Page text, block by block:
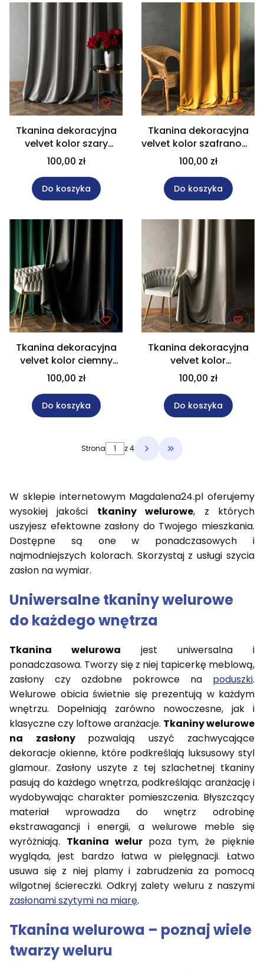
Tkanina dekoracyjna
velvet kolor szary
wysokość 320 cm
MATT VELVET
100,00 zł
Do koszyka
Tkanina dekoracyjna
velvet kolor szafranowy
wysokość 320 cm
MATT VELVET
100,00 zł
Do koszyka
Tkanina dekoracyjna
velvet kolor ciemny
szary wysokość 320 cm
MATT VELVET
100,00 zł
Do koszyka
Tkanina dekoracyjna
velvet kolor
szarobeżowy wysokość
320 cm MATT VELVET
100,00 zł
Do koszyka
Strona z 4 Przejdź do ostatniej
W sklepie internetowym Magdalena24.pl oferujemy
wysokiej jakości tkaniny welurowe, z których
uszyjesz efektowne zasłony do Twojego mieszkania.
Dostępne są one w ponadczasowych i
najmodniejszych kolorach. Skorzystaj z usługi szycia
zasłon na wymiar.
Uniwersalne tkaniny welurowe
do każdego wnętrza
Tkanina welurowa jest uniwersalna i
ponadczasowa. Tworzy się z niej tapicerkę meblową,
zasłony czy ozdobne pokrowce na poduszki.
Welurowe obicia świetnie się prezentują w każdym
wnętrzu. Dopełniają zarówno nowoczesne, jak i
klasyczne czy loftowe aranżacje. Tkaniny welurowe
na zasłony pozwalają uszyć zachwycające
dekoracje okienne, które podkreślają luksusowy styl
glamour. Zasłony uszyte z tej szlachetnej tkaniny
pasują do każdego wnętrza, podkreślając aranżację i
wydobywając charakter pomieszczenia. Błyszczący
materiał wprowadza do wnętrz odrobinę
ekstrawagancji i energii, a welurowe meble się
wyróżniają. Tkanina welur poza tym, że pięknie
wygląda, jest bardzo łatwa w pielęgnacji. Łatwo
usuwa się z niej plamy i zabrudzenia za pomocą
wilgotnej ściereczki. Odkryj zalety weluru z naszymi
zasłonami szytymi na miarę.
Tkanina welurowa – poznaj wiele
twarzy weluru